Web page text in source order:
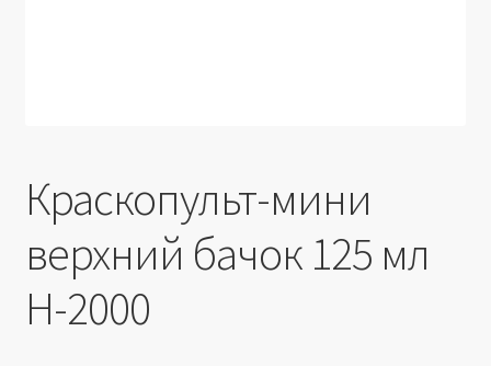
Краскопульт-мини
верхний бачок 125 мл
H-2000